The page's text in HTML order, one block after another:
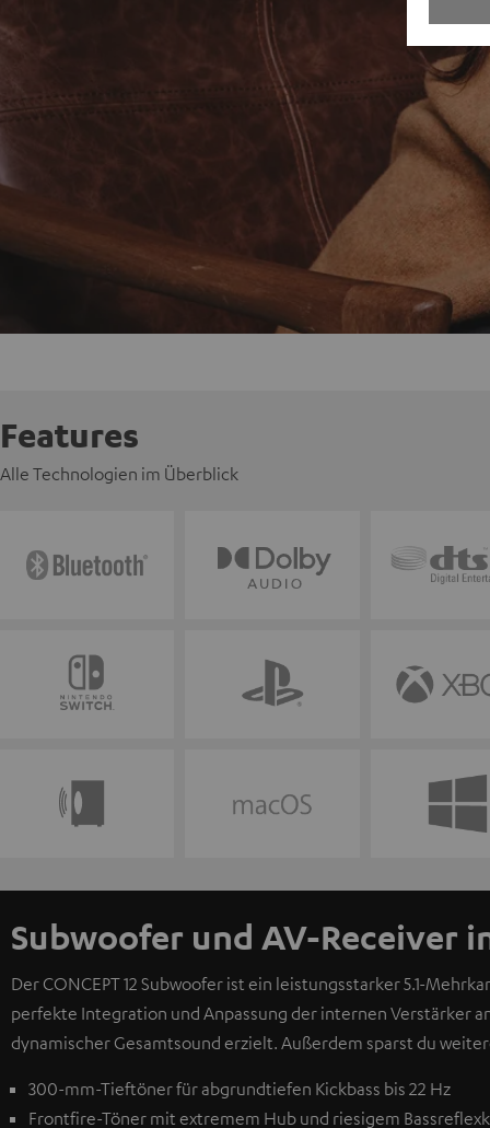
Features
Alle Technologien im Überblick
Subwoofer und AV-Receiver
Der CONCEPT 12 Subwoofer ist ein leistungsstarker 5.1-
perfekte Integration und Anpassung der internen Verstärker
dynamischer Gesamtsound erzielt. Außerdem sparst du
300-mm-Tieftöner für abgrundtiefen Kickbass bis 22 Hz
Frontfire-Töner mit extremem Hub und riesigem